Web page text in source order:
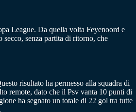
League. Da quella volta Feyenoord e
senza partita di ritorno, che
risultato ha permesso alla squadra di
remote, dato che il Psv vanta 10 punti di
ha segnato un totale di 22 gol tra tutte